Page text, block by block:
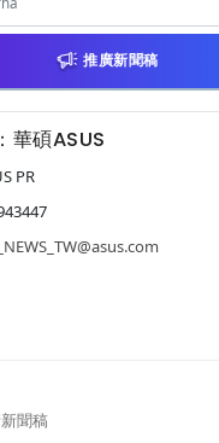
推廣新聞稿
華碩ASUS
PR
聞稿